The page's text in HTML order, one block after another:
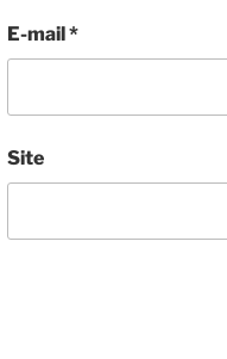
E-mail*
Site